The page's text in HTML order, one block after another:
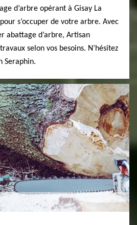
d’arbre opérant à Gisay La
s’occuper de votre arbre. Avec
abattage d’arbre, Artisan
selon vos besoins. N’hésitez
Seraphin.